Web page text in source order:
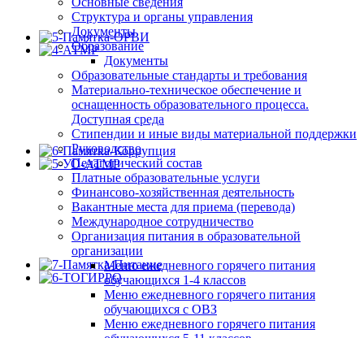
Структура и органы управления
Документы
Образование
Документы
Образовательные стандарты и требования
Материально-техническое обеспечение и
оснащенность образовательного процесса.
Доступная среда
Стипендии и иные виды материальной поддержки
Руководство
Педагогический состав
Платные образовательные услуги
Финансово-хозяйственная деятельность
Вакантные места для приема (перевода)
Международное сотрудничество
Организация питания в образовательной
организации
Меню ежедневного горячего питания
обучающихся 1-4 классов
Меню ежедневного горячего питания
обучающихся с ОВЗ
Меню ежедневного горячего питания